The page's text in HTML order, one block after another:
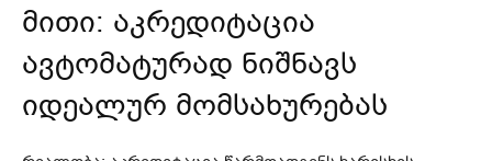
მითი: აკრედიტაცია
ავტომატურად ნიშნავს
იდეალურ მომსახურებას